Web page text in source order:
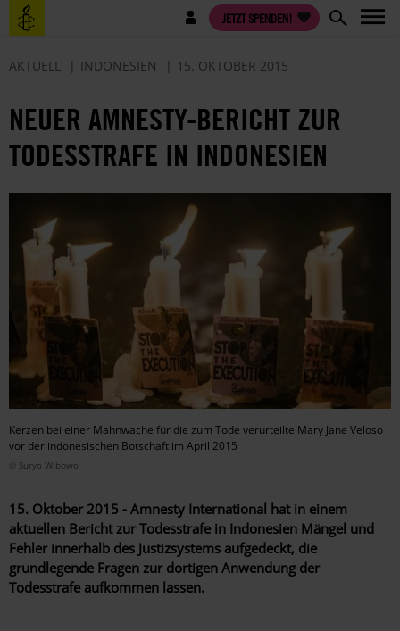
Direkt
zum
Benutzermenü JETZT SPENDEN!
AKTUELL INDONESIEN 15. OKTOBER 2015
NEUER AMNESTY-BERICHT ZUR
TODESSTRAFE IN INDONESIEN
Kerzen bei einer Mahnwache für die zum Tode verurteilte Mary Jane Veloso
vor der indonesischen Botschaft im April 2015
© Suryo Wibowo
15. Oktober 2015 - Amnesty International hat in einem
aktuellen Bericht zur Todesstrafe in Indonesien Mängel und
Fehler innerhalb des Justizsystems aufgedeckt, die
grundlegende Fragen zur dortigen Anwendung der
Todesstrafe aufkommen lassen.